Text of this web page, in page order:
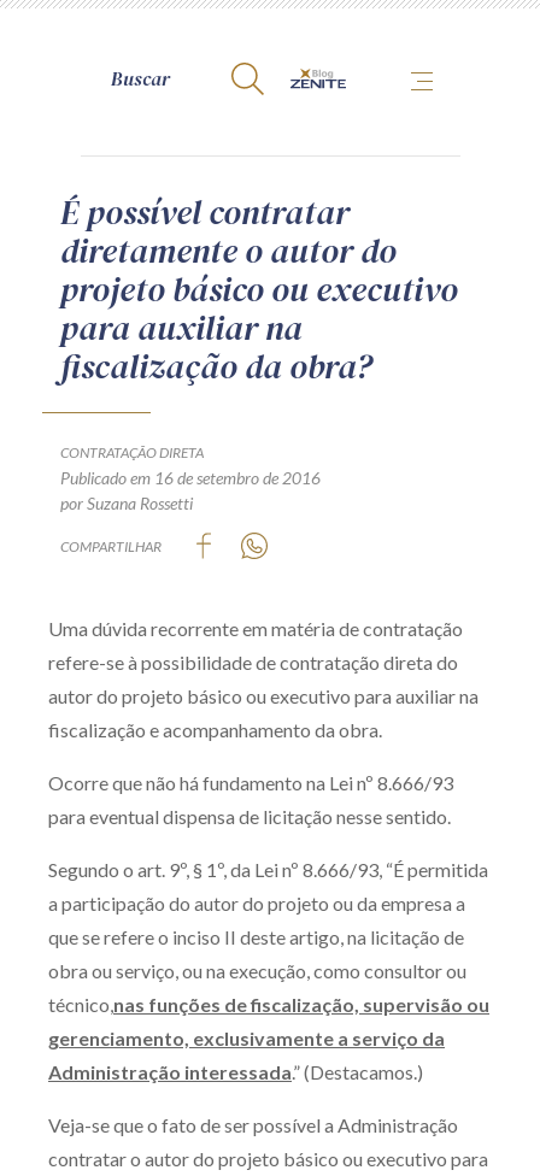
A Zênite
Como publicar conosco
Site da Zênite
Contato
Termos de uso
Encarregado (contato)
Zênite Fácil IA
Zênite Play
Orientação por Escrito
Mentoria Zênite
Capacitação
Zênite Online
Eventos presenciais
Zênite in Company
Diferenciais
É possível contratar
diretamente o autor do
projeto básico ou executivo
para auxiliar na
fiscalização da obra?
CONTRATAÇÃO DIRETA
Publicado em 16 de setembro de 2016
por Suzana Rossetti
COMPARTILHAR
Uma dúvida recorrente em matéria de contratação
refere-se à possibilidade de contratação direta do
autor do projeto básico ou executivo para auxiliar na
fiscalização e acompanhamento da obra.
Ocorre que não há fundamento na Lei nº 8.666/93
para eventual dispensa de licitação nesse sentido.
Segundo o art. 9º, § 1º, da Lei nº 8.666/93, “É permitida
a participação do autor do projeto ou da empresa a
que se refere o inciso II deste artigo, na licitação de
obra ou serviço, ou na execução, como consultor ou
técnico,nas funções de fiscalização, supervisão ou
gerenciamento, exclusivamente a serviço da
Administração interessada.” (Destacamos.)
Veja-se que o fato de ser possível a Administração
contratar o autor do projeto básico ou executivo para